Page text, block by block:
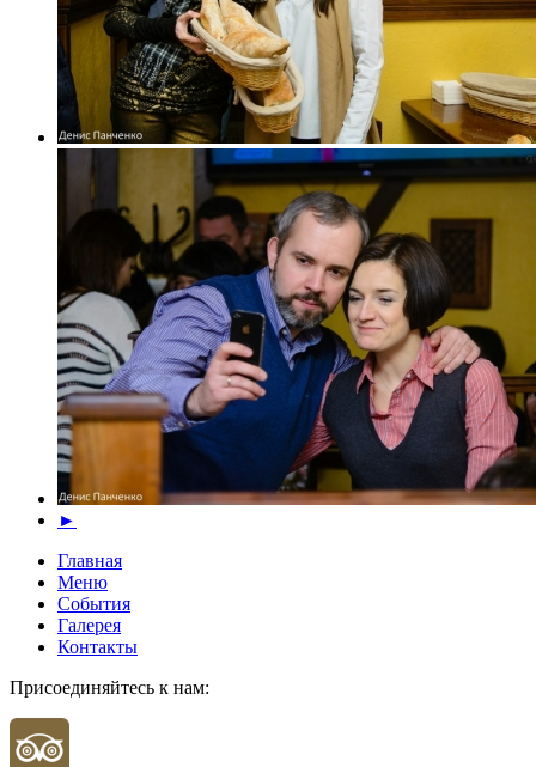
►
Главная
Меню
События
Галерея
Контакты
Присоединяйтесь к нам: